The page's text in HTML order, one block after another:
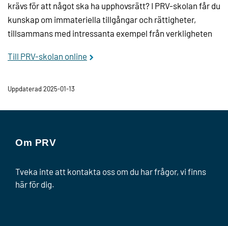
krävs för att något ska ha upphovsrätt? I PRV-skolan får du
kunskap om immateriella tillgångar och rättigheter,
tillsammans med intressanta exempel från verkligheten
Till PRV-skolan online
Uppdaterad 2025-01-13
Om PRV
Tveka inte att kontakta oss om du har frågor, vi finns
här för dig.